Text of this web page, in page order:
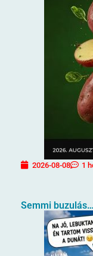
2026-08-08 1
Semmi